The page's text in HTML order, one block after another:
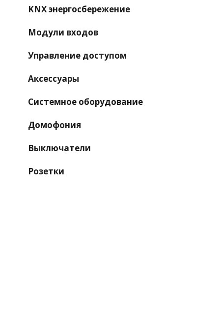
KNX энергосбережение
Модули входов
Управление доступом
Аксессуары
Системное оборудование
Домофония
Выключатели
Розетки